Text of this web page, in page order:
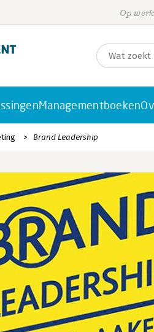
Op
Managementboeken
Brand Leadership